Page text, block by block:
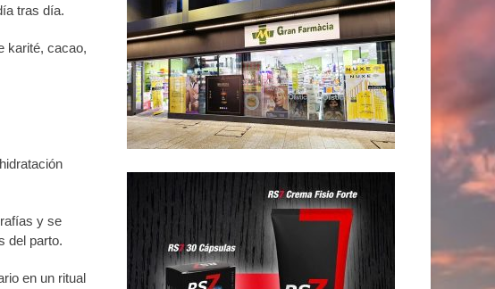
tras día.
karité, cacao,
y se
del parto.
en un ritual